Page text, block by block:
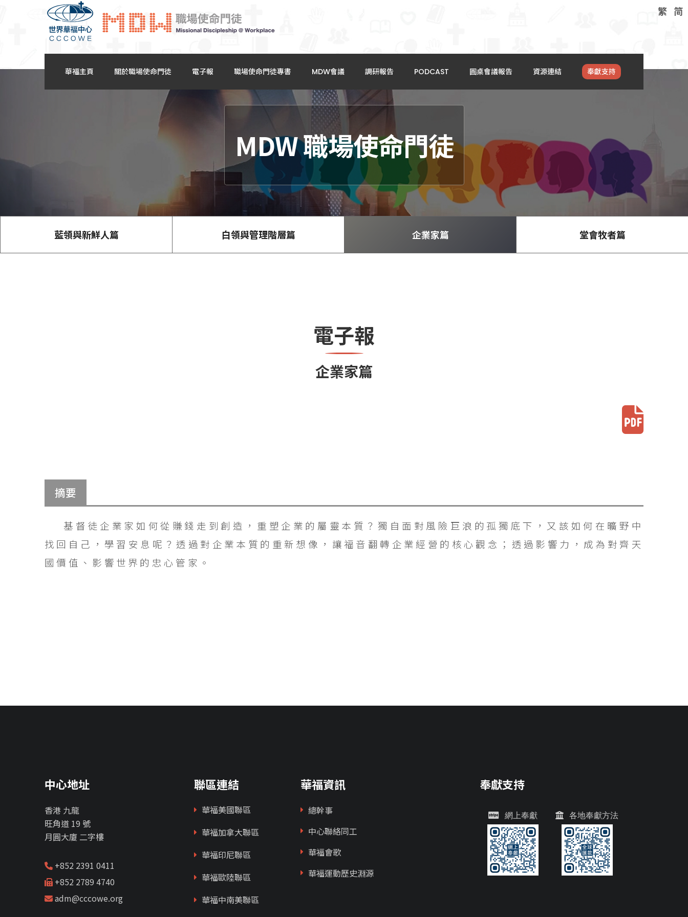
繁 简
華福主頁 關於職場使命門徒 電子報 職場使命門徒專書 MDW會議 調研報告 PODCAST 圓桌會議報告 資源連結 奉獻支持
MDW 職場使命門徒
藍領與新鮮人篇 白領與管理階層篇 企業家篇 堂會牧者篇
電子報
企業家篇
摘要
基督徒企業家如何從賺錢走到創造，重塑企業的屬靈本質？獨自面對風險巨浪的孤獨底下，又該如何在曠野中
找回自己，學習安息呢？透過對企業本質的重新想像，讓福音翻轉企業經營的核心觀念；透過影響力，成為對齊天
國價值、影響世界的忠心管家。
中心地址
香港 九龍
旺角道 19 號
月圓大廈 二字樓
+852 2391 0411
+852 2789 4740
adm@cccowe.org
聯區連結
華福美國聯區
華福加拿大聯區
華福印尼聯區
華福歐陸聯區
華福中南美聯區
華福資訊
總幹事
中心聯絡同工
華福會歌
華福運動歷史淵源
奉獻支持
網上奉獻 各地奉獻方法